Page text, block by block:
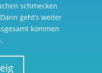
schmecken
geht’s weiter
kommen